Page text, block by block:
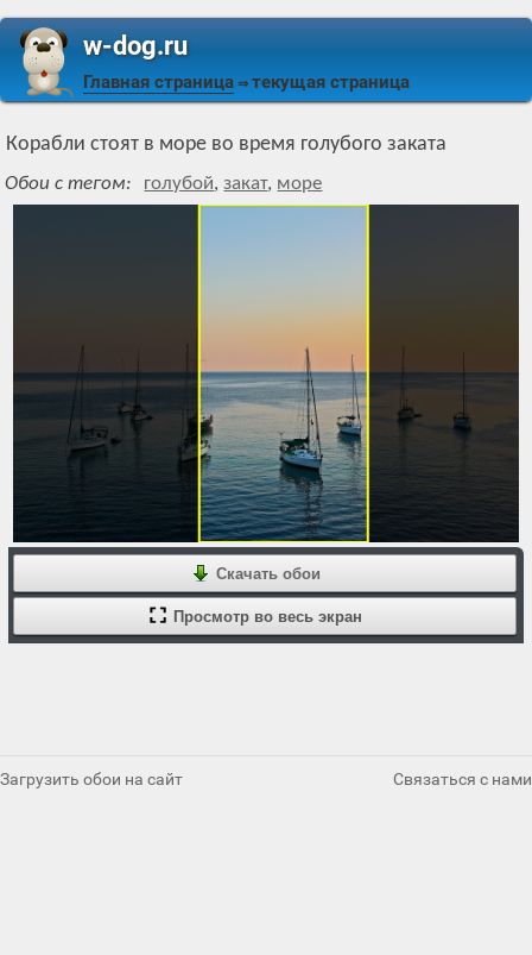
w-dog.ru
Главная страница ⇒ текущая страница
Корабли стоят в море во время голубого заката
Обои с тегом: голубой,закат, море
Скачать обои
Просмотр во весь экран
Загрузить обои на сайт Связаться с нами